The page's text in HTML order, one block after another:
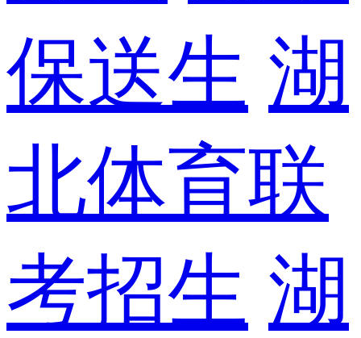
保送生 湖
北体育联
考招生 湖